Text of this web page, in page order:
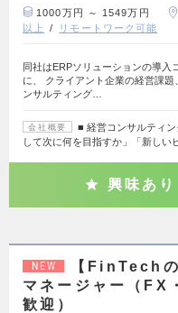
1000万円 ～ 1549万円
以上
リモートワーク可能
同社はERPソリューションの導入
に、 クライアント企業の経営課題
ンサルティング…
会社概要
■ 経営コンサルティ
して次に何を目指すか」「新しい
興味あり
NEW
【FinTech
マネージャー（
歓迎）